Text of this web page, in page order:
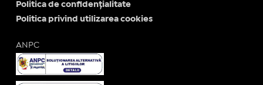
Politica de confidențialitate
Politica privind utilizarea cookies
ANPC